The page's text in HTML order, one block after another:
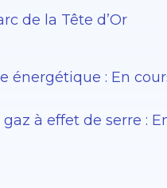
de la Tête d’Or
énergétique : En
à effet de serre :